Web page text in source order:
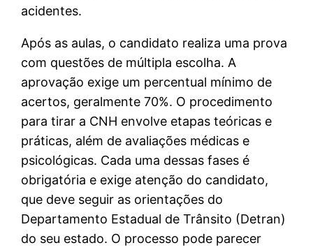
acidentes.
Após as aulas, o candidato realiza uma prova
com questões de múltipla escolha. A
aprovação exige um percentual mínimo de
acertos, geralmente 70%. O procedimento
para tirar a CNH envolve etapas teóricas e
práticas, além de avaliações médicas e
psicológicas. Cada uma dessas fases é
obrigatória e exige atenção do candidato,
que deve seguir as orientações do
Departamento Estadual de Trânsito (Detran)
do seu estado. O processo pode parecer